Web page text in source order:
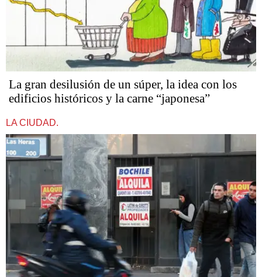
La gran desilusión de un súper, la idea con los
edificios históricos y la carne “japonesa”
LA CIUDAD.